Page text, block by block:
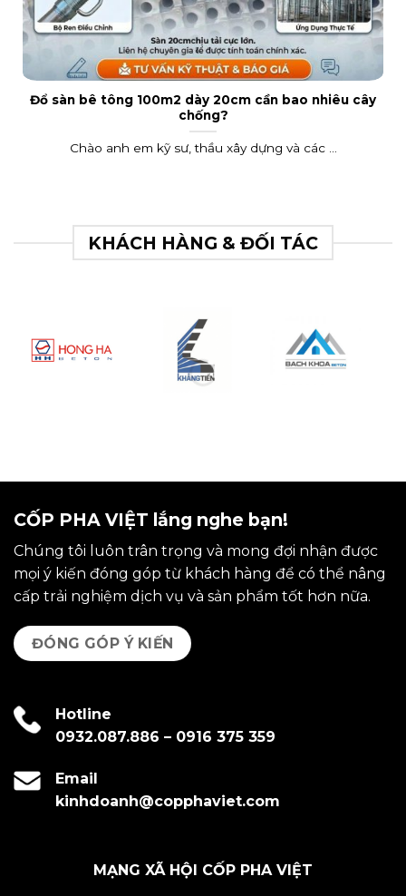
Đổ sàn bê tông 100m2 dày 20cm cần bao nhiêu cây
chống?
Chào anh em kỹ sư, thầu xây dựng và các ...
KHÁCH HÀNG & ĐỐI TÁC
CỐP PHA VIỆT lắng nghe bạn!
Chúng tôi luôn trân trọng và mong đợi nhận được
mọi ý kiến đóng góp từ khách hàng để có thể nâng
cấp trải nghiệm dịch vụ và sản phẩm tốt hơn nữa.
ĐÓNG GÓP Ý KIẾN
Hotline
0932.087.886 – 0916 375 359
Email
kinhdoanh@copphaviet.com
MẠNG XÃ HỘI CỐP PHA VIỆT